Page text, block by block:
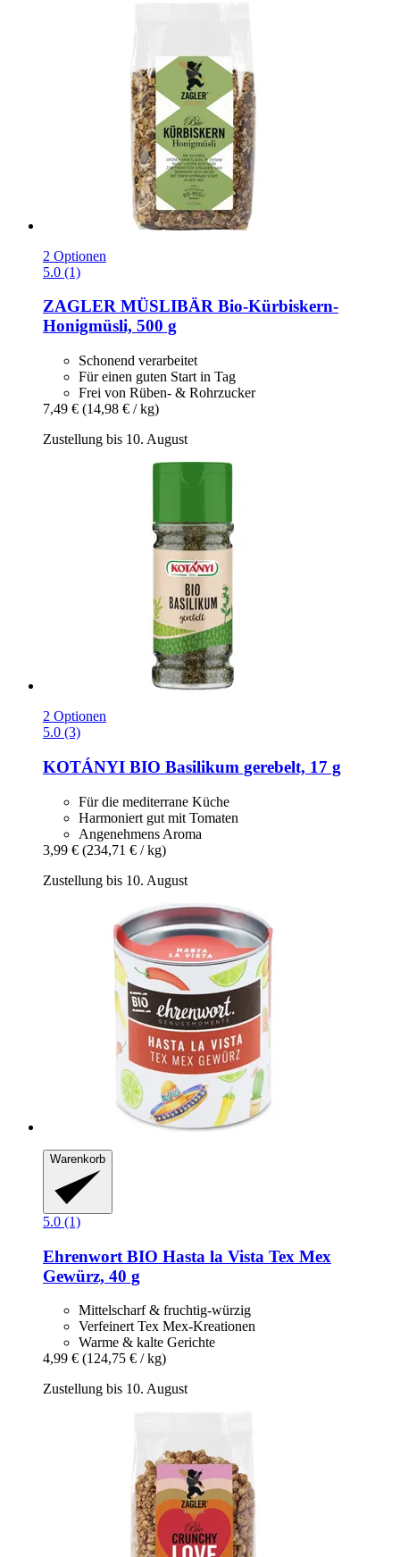
2 Optionen
5.0 (1)
ZAGLER MÜSLIBÄR Bio-​Kürbiskern-​
Honigmüsli, 500 g
Schonend verarbeitet
Für einen guten Start in Tag
Frei von Rüben- & Rohrzucker
7,49 € (14,98 € / kg)
Zustellung bis 10. August
2 Optionen
5.0 (3)
KOTÁNYI BIO Basilikum gerebelt, 17 g
Für die mediterrane Küche
Harmoniert gut mit Tomaten
Angenehmens Aroma
3,99 € (234,71 € / kg)
Zustellung bis 10. August
Warenkorb
5.0 (1)
Ehrenwort BIO Hasta la Vista Tex Mex
Gewürz, 40 g
Mittelscharf & fruchtig-würzig
Verfeinert Tex Mex-Kreationen
Warme & kalte Gerichte
4,99 € (124,75 € / kg)
Zustellung bis 10. August